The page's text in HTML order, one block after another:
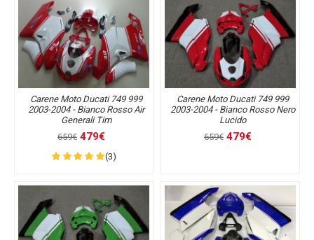
Carene Moto Ducati 749 999
2003-2004 - Bianco Rosso Air
Generali Tim
659€ 479€
(3)
Carene Moto Ducati 749 999
2003-2004 - Bianco Rosso Nero
Lucido
659€ 479€